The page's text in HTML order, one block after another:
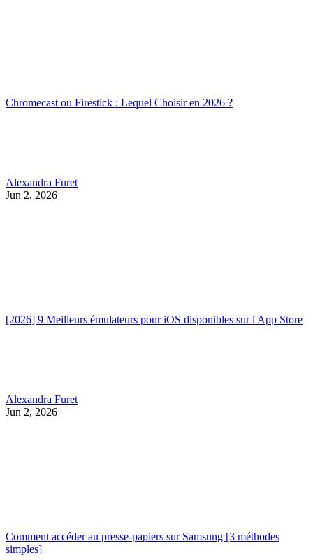
Chromecast ou Firestick : Lequel Choisir en 2026 ?
Alexandra Furet
Jun 2, 2026
[2026] 9 Meilleurs émulateurs pour iOS disponibles sur l'App Store
Alexandra Furet
Jun 2, 2026
Comment accéder au presse-papiers sur Samsung [3 méthodes
simples]